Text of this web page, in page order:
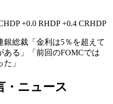
+0.0 RHDP +0.4 CRHDP
銀総裁「金利は5％を超えて
ある」「前回のFOMCでは
」
・ニュース